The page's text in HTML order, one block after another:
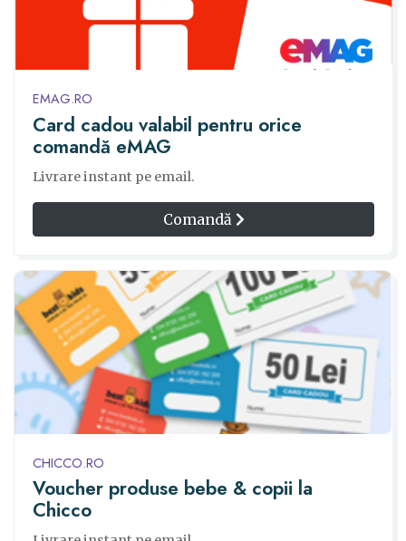
EMAG.RO
Card cadou valabil pentru orice
comandă eMAG
Livrare instant pe email.
Comandă
CHICCO.RO
Voucher produse bebe & copii la
Chicco